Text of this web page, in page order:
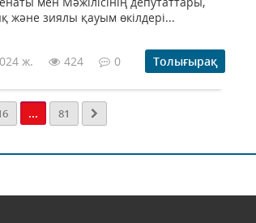
зиялы қауым өкілдері...
ж. 424 0 Толығырақ
... 81